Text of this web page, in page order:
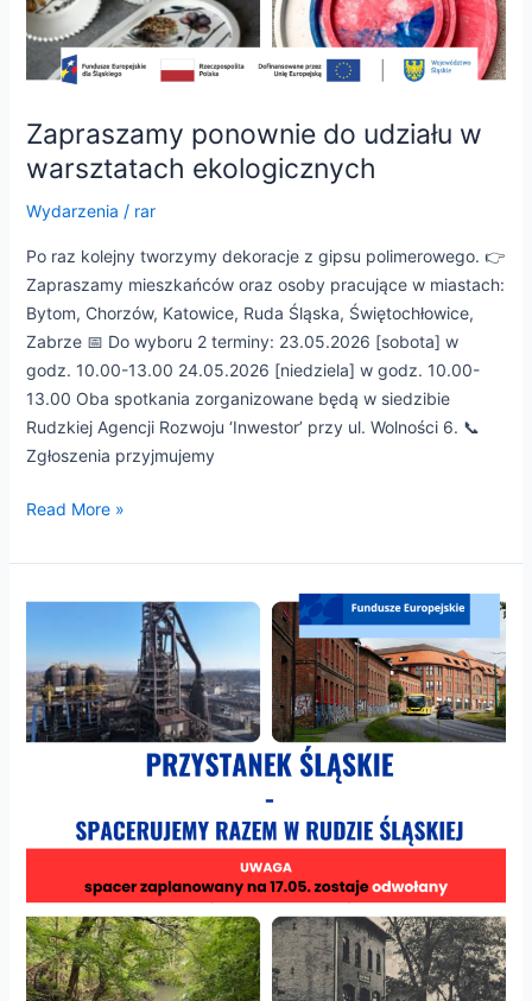
Zapraszamy ponownie do udziału w
warsztatach ekologicznych
Wydarzenia / rar
Po raz kolejny tworzymy dekoracje z gipsu polimerowego. 👉
Zapraszamy mieszkańców oraz osoby pracujące w miastach:
Bytom, Chorzów, Katowice, Ruda Śląska, Świętochłowice,
Zabrze 📅 Do wyboru 2 terminy: 23.05.2026 [sobota] w
godz. 10.00-13.00 24.05.2026 [niedziela] w godz. 10.00-
13.00 Oba spotkania zorganizowane będą w siedzibie
Rudzkiej Agencji Rozwoju ‘Inwestor’ przy ul. Wolności 6. 📞
Zgłoszenia przyjmujemy
Read More »
Informacja
odwołaniu
spaceru
w
Rudzie